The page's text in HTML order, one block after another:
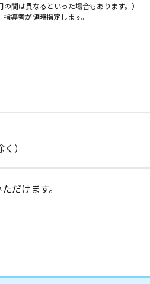
間は異なるといった場合もあります。）
導者が随時指定します。
）
だけます。